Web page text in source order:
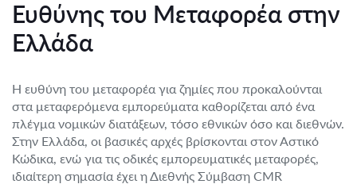
Ευθύνης του Μεταφορέα στην
Ελλάδα
Η ευθύνη του μεταφορέα για ζημίες που προκαλούνται
στα μεταφερόμενα εμπορεύματα καθορίζεται από ένα
πλέγμα νομικών διατάξεων, τόσο εθνικών όσο και διεθνών.
Στην Ελλάδα, οι βασικές αρχές βρίσκονται στον Αστικό
Κώδικα, ενώ για τις οδικές εμπορευματικές μεταφορές,
ιδιαίτερη σημασία έχει η Διεθνής Σύμβαση CMR